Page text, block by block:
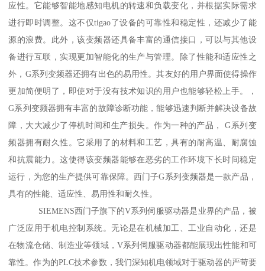
应性。它能够智能地感知电机的转速和负载变化，并根据实际需求
进行即时调整。这不仅tigao了设备的可靠性和稳定性，还减少了能
源的浪费。此外，该变频器还具备丰富的通信接口，可以与其他设
备进行互联，实现更加智能化的生产与管理。除了性能和适应性之
外，G系列变频器还拥有出色的易用性。其友好的用户界面使得操作
更加简便明了，即使对于没有技术知识的用户也能够轻松上手。，
G系列变频器拥有丰富的故障诊断功能，能够迅速判断并解决设备故
障，大大减少了停机时间和生产损失。作为一种的产品， G系列变
频器拥有耐久性。它采用了的材料和工艺，具有的耐高温、耐腐蚀
和抗震能力。这使得该变频器能够在恶劣的工作环境下长时间稳定
运行，为您的生产提供可靠保障。西门子G系列变频器是一款产品，
具有的性能、适应性、易用性和耐久性。
SIEMENS西门子旗下的V系列伺服驱动器是业界的产品，被
广泛应用于机电控制系统。无论是在机械加工、工业自动化，还是
在物流仓储、制造业等领域，V系列伺服驱动器都能展现出性能和可
靠性。作为的PLC技术参数，我们深知机电领域对于驱动器的严苛要